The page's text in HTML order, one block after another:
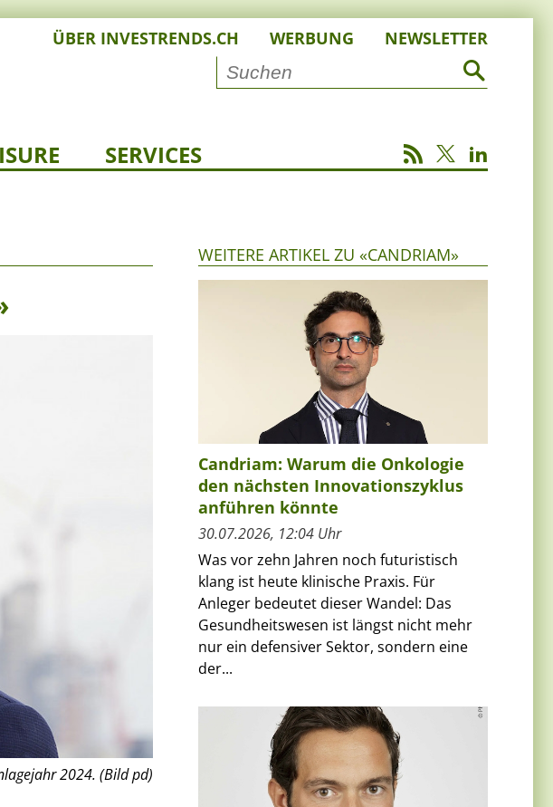
ÜBER INVESTRENDS.CH WERBUNG NEWSLETTER
SERVICES
2024. (Bild pd)
WEITERE ARTIKEL ZU «CANDRIAM»
Candriam: Warum die Onkologie
den nächsten Innovationszyklus
anführen könnte
30.07.2026, 12:04 Uhr
Was vor zehn Jahren noch futuristisch
klang ist heute klinische Praxis. Für
Anleger bedeutet dieser Wandel: Das
Gesundheitswesen ist längst nicht mehr
nur ein defensiver Sektor, sondern eine
der...